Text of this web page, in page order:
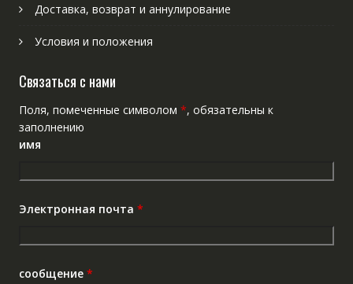
Доставка, возврат и аннулирование
Условия и положения
Связаться с нами
Поля, помеченные символом *, обязательны к
заполнению
имя
Электронная почта *
сообщение *